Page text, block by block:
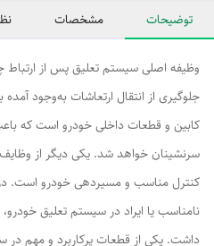
توضیحات مشخصات
وظیفه اصلی سیستم تعلیق پس از ارتباط
جلوگیری از انتقال ارتعاشات به‌وجود
کابین و قطعات داخلی خودرو است که
سرنشینان خواهد شد. یکی دیگر از
کنترل مناسب و مسیر‌دهی خودرو است.
نامناسب یا ایراد در سیستم تعلیق
داشت. یکی از قطعات پرکاربرد و مهم در